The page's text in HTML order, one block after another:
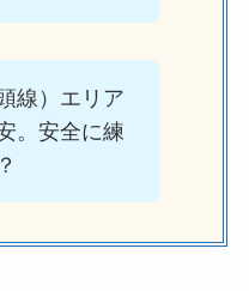
線）エリア
。安全に練